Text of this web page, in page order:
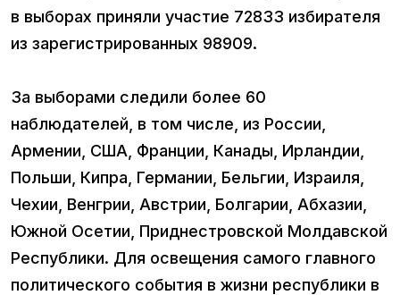
в выборах приняли участие 72833 избирателя
из зарегистрированных 98909.
За выборами следили более 60
наблюдателей, в том числе, из России,
Армении, США, Франции, Канады, Ирландии,
Польши, Кипра, Германии, Бельгии, Израиля,
Чехии, Венгрии, Австрии, Болгарии, Абхазии,
Южной Осетии, Приднестровской Молдавской
Республики. Для освещения самого главного
политического события в жизни республики в